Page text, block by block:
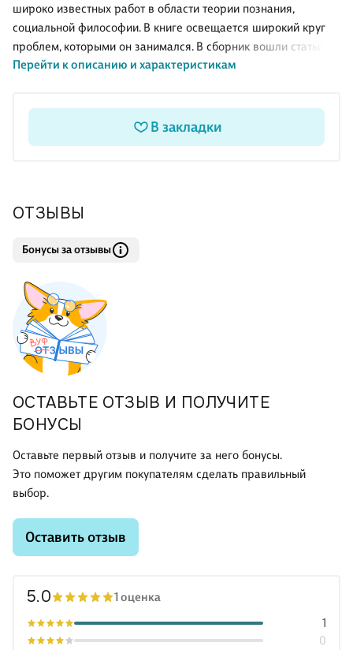
широко известных работ в области теории познания,
социальной философии. В книге освещается широкий круг
проблем, которыми он занимался. В сборник вошли статьи
крупнейших российских и зарубежных философов и учёных.
Перейти к описанию и характеристикам
В закладки
ОТЗЫВЫ
Бонусы за отзывы
ОСТАВЬТЕ ОТЗЫВ И ПОЛУЧИТЕ
БОНУСЫ
Оставьте первый отзыв и получите за него бонусы.
Это поможет другим покупателям сделать правильный
выбор.
Оставить отзыв
5.0 1 оценка
0
1